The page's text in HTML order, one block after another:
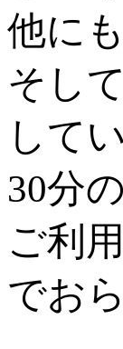
他に
そし
して
30分
ご利
でお